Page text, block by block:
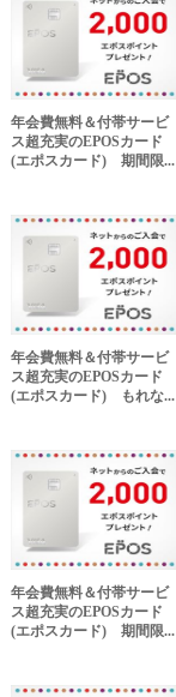
年会費無料＆付帯サービ
ス超充実のEPOSカード
(エポスカード) 期間限...
年会費無料＆付帯サービ
ス超充実のEPOSカード
(エポスカード) もれな...
年会費無料＆付帯サービ
ス超充実のEPOSカード
(エポスカード) 期間限...